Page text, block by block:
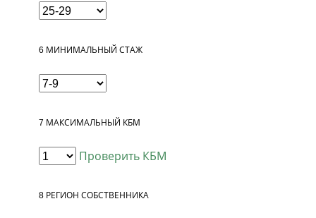
6 МИНИМАЛЬНЫЙ СТАЖ
7 МАКСИМАЛЬНЫЙ КБМ
Проверить КБМ
8 РЕГИОН СОБСТВЕННИКА